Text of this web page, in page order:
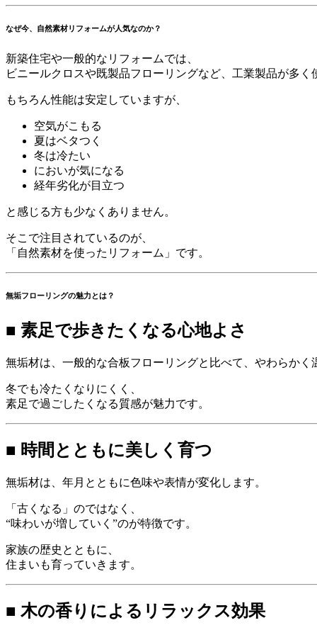
なぜ今、自然素材リフォームが人気なのか？
新築住宅や一般的なリフォームでは、
ビニールクロスや既製品フローリングなど、工業製品が多く
もちろん性能は安定していますが、
空気がこもる
夏はベタつく
冬は冷たい
においが気になる
経年劣化が目立つ
と感じる方も少なくありません。
そこで注目されているのが、
「自然素材を使ったリフォーム」です。
無垢フローリングの魅力とは？
■ 素足で歩きたくなる心地よさ
無垢材は、一般的な合板フローリングと比べて、やわらかく
冬でも冷たくなりにくく、
素足で過ごしたくなる質感が魅力です。
■ 時間とともに美しく育つ
無垢材は、年月とともに色味や表情が変化します。
「古くなる」のではなく、
“味わいが増していく”のが特徴です。
家族の歴史とともに、
住まいも育っていきます。
■ 木の香りによるリラックス効果